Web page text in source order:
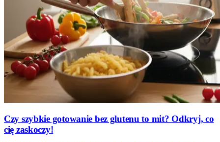
Czy szybkie gotowanie bez glutenu to mit? Odkryj, co
cię zaskoczy!